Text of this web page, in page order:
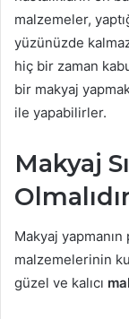
malzemeler,
yüzünüzde
hiç bir zaman
bir makyaj
ile yapabilirler.
Makyaj
Makyaj yapmanın
malzemelerinin
güzel ve kalıcı